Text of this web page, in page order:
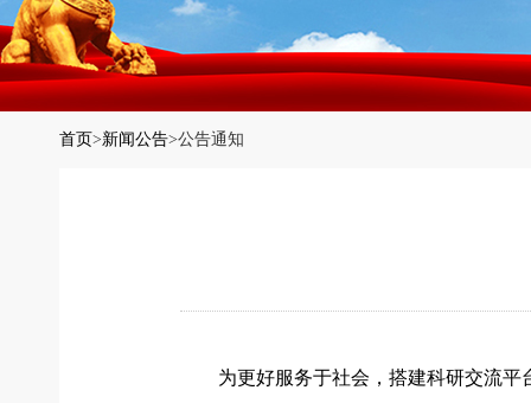
首页>新闻公告>公告通知
为更好服务于社会，搭建科研交流